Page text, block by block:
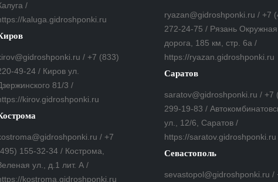
/
kaluga.gidroshponki.ru
/ +7 (833)
49-24 / Киров ул.
81/3 /
kirov.gidroshponki.ru
/ +7
155-32-34 / Кострома,
ул., д.1 лит. А /
kostroma.gidroshponki.ru
ryazan@gidroshponki.ru / +7
272-24-75 / Рязань Окружная
дорога, 185 км, стр. 6а /
https://ryazan.gidroshponki.ru
Саратов
saratov@gidroshponki.ru / +7
299-19-83 /
ул., 12/6, Саратов /
https://saratov.gidroshponki.ru
Севастополь
sevastopol@gidroshponki.ru /